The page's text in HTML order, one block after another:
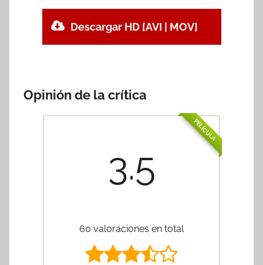
Descargar HD [AVI | MOV]
Opinión de la crítica
PELÍCULA
3.5
60 valoraciones en total